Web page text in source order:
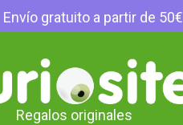
Envío gratuito a partir de 50€
Regalos originales